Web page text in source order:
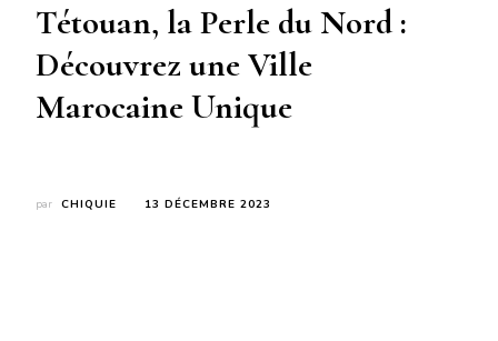
Tétouan, la Perle du Nord :
Découvrez une Ville
Marocaine Unique
par CHIQUIE 13 DÉCEMBRE 2023